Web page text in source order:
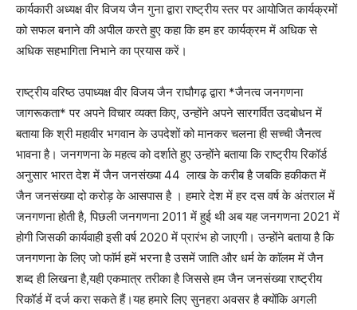
कार्यकारी अध्यक्ष वीर विजय जैन गुना द्वारा राष्ट्रीय स्तर पर आयोजित कार्यक्रमों
को सफल बनाने की अपील करते हुए कहा कि हम हर कार्यक्रम में अधिक से
अधिक सहभागिता निभाने का प्रयास करें।
राष्ट्रीय वरिष्ठ उपाध्यक्ष वीर विजय जैन राघौगढ़ द्वारा *जैनत्व जनगणना
जागरूकता* पर अपने विचार व्यक्त किए, उन्होंने अपने सारगर्वित उदबोधन में
बताया कि श्री महावीर भगवान के उपदेशों को मानकर चलना ही सच्ची जैनत्व
भावना है। जनगणना के महत्व को दर्शाते हुए उन्होंने बताया कि राष्ट्रीय रिकॉर्ड
अनुसार भारत देश में जैन जनसंख्या 44 लाख के करीब है जबकि हकीकत में
जैन जनसंख्या दो करोड़ के आसपास है । हमारे देश में हर दस वर्ष के अंतराल में
जनगणना होती है, पिछली जनगणना 2011 में हुई थी अब यह जनगणना 2021 में
होगी जिसकी कार्यवाही इसी वर्ष 2020 में प्रारंभ हो जाएगी। उन्होंने बताया है कि
जनगणना के लिए जो फाॅर्म हमें भरना है उसमें जाति और धर्म के काॅलम में जैन
शब्द ही लिखना है,यही एकमात्र तरीका है जिससे हम जैन जनसंख्या राष्ट्रीय
रिकॉर्ड में दर्ज करा सकते हैं।यह हमारे लिए सुनहरा अवसर है क्योंकि अगली